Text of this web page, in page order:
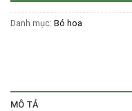
Danh mục: Bó hoa
MÔ TẢ